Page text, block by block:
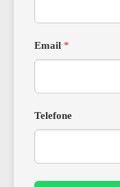
Email *
Telefone